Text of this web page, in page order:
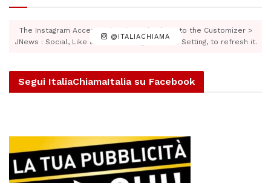
@ITALIACHIAMA
The Instagram Access Token is expired, Go to the Customizer >
JNews : Social, Like & View > Instagram Feed Setting, to refresh it.
Segui ItaliaChiamaItalia su Facebook